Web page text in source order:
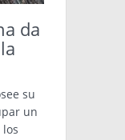
da
su
un